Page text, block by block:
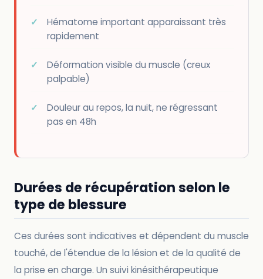
Hématome important apparaissant très
rapidement
Déformation visible du muscle (creux
palpable)
Douleur au repos, la nuit, ne régressant
pas en 48h
Durées de récupération selon le
type de blessure
Ces durées sont indicatives et dépendent du muscle
touché, de l'étendue de la lésion et de la qualité de
la prise en charge. Un suivi kinésithérapeutique